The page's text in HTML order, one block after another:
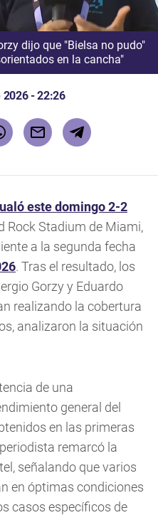
dijo que "Bielsa no pudo"
en la cancha"
2026 - 22:26
este domingo 2-2
Rock Stadium de Miami,
a la segunda fecha
. Tras el resultado, los
Gorzy y Eduardo
realizando la cobertura
analizaron la situación
de una
general del
en las primeras
remarcó la
señalando que varios
en óptimas condiciones
casos específicos de